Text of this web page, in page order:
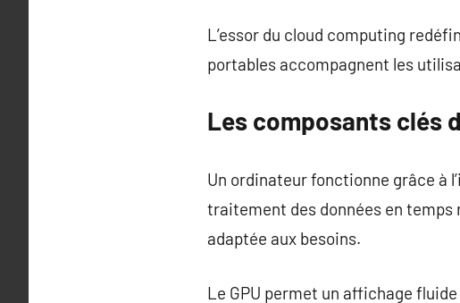
L’essor du cloud computing
portables accompagnent les
Les composants clés
Un ordinateur fonctionne grâce à
traitement des données en
adaptée aux besoins.
Le GPU permet un affichage